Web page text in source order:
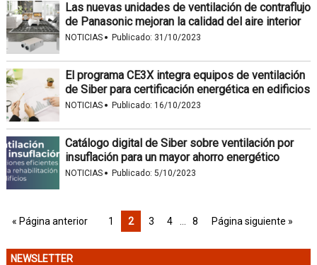
Las nuevas unidades de ventilación de contraflujo
de Panasonic mejoran la calidad del aire interior
NOTICIAS · Publicado: 31/10/2023
El programa CE3X integra equipos de ventilación
de Siber para certificación energética en edificios
NOTICIAS · Publicado: 16/10/2023
Catálogo digital de Siber sobre ventilación por
insuflación para un mayor ahorro energético
NOTICIAS · Publicado: 5/10/2023
« Página anterior 1 2 3 4 8 Página siguiente »
NEWSLETTER